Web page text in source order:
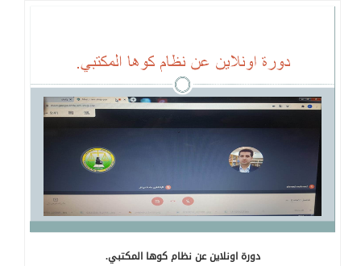
دورة اونلاين عن نظام كوها المكتبي.